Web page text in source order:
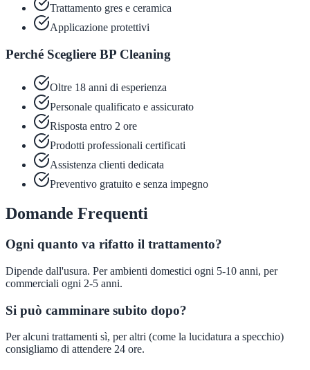
Trattamento gres e ceramica
Applicazione protettivi
Perché Scegliere BP Cleaning
Oltre 18 anni di esperienza
Personale qualificato e assicurato
Risposta entro 2 ore
Prodotti professionali certificati
Assistenza clienti dedicata
Preventivo gratuito e senza impegno
Domande Frequenti
Ogni quanto va rifatto il trattamento?
Dipende dall'usura. Per ambienti domestici ogni 5-10 anni, per
commerciali ogni 2-5 anni.
Si può camminare subito dopo?
Per alcuni trattamenti sì, per altri (come la lucidatura a specchio)
consigliamo di attendere 24 ore.